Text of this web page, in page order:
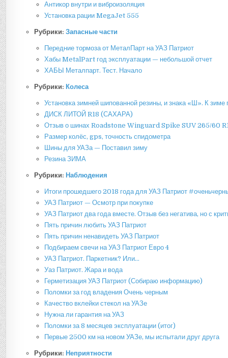
Антикор внутри и виброизоляция
Установка рации MegaJet 555
Рубрики:Запасные части
Передние тормоза от МеталПарт на УАЗ Патриот
Хабы MetalPart год эксплуатации — небольшой отчет
ХАБЫ Металпарт. Тест. Начало
Рубрики: Колеса
Установка зимней шипованной резины, и знака «Ш». К зиме
ДИСК ЛИТОЙ R18 (САХАРА)
Отзыв о шинах Roadstone Winguard Spike SUV 265/60
Размер колёс, gps, точность спидометра
Шины для УАЗа — Поставил зиму
Резина ЗИМА
Рубрики: Наблюдения
Итоги прошедшего 2018 года для УАЗ Патриот
УАЗ Патриот — Осмотр при покупке
УАЗ Патриот два года вместе. Отзыв без негатива, но с
Пять причин любить УАЗ Патриот
Пять причин ненавидеть УАЗ Патриот
Подбираем свечи на УАЗ Патриот Евро 4
УАЗ Патриот. Паркетник? Или…
Уаз Патриот. Жара и вода
Герметизация УАЗ Патриот (Собираю информацию)
Поломки за год владения Очень черным
Качество вклейки стекол на УАЗе
Нужна ли гарантия на УАЗ
Поломки за 8 месяцев эксплуатации (итог)
Первые 2500 км на новом УАЗе, мы испытали друг друга
Рубрики: Неприятности